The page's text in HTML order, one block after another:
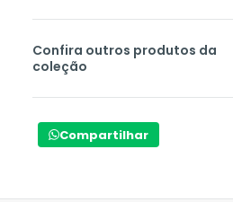
Confira outros produtos da
coleção
Compartilhar